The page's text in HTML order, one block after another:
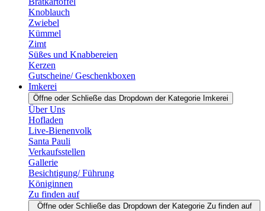
Knoblauch
Zwiebel
Kümmel
Zimt
Süßes und Knabbereien
Kerzen
Gutscheine/ Geschenkboxen
Imkerei
Öffne oder Schließe das Dropdown der Kategorie Imkerei
Über Uns
Hofladen
Live-Bienenvolk
Santa Pauli
Verkaufsstellen
Gallerie
Besichtigung/ Führung
Königinnen
Zu finden auf
Öffne oder Schließe das Dropdown der Kategorie Zu finden auf